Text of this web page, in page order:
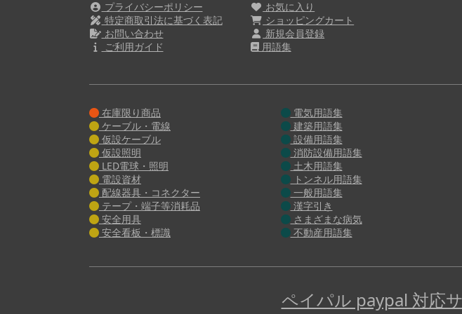
プライバシーポリシー
特定商取引法に基づく表記
お問い合わせ
ご利用ガイド
お気に入り
ショッピングカート
新規会員登録
用語集
在庫限り商品
ケーブル・電線
仮設ケーブル
仮設照明
LED電球・照明
電設資材
配線器具・コネクター
テープ・端子等消耗品
安全用具
安全看板・標識
電気用語集
建築用語集
設備用語集
消防設備用語集
土木用語集
トンネル用語集
一般用語集
漢字引き
さまざまな病気
不動産用語集
ペイパル paypal 対応